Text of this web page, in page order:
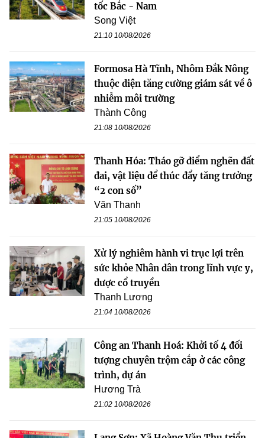
tốc Bắc - Nam
Song Việt
21:10 10/08/2026
Formosa Hà Tĩnh, Nhôm Đắk Nông
thuộc diện tăng cường giám sát về ô
nhiễm môi trường
Thành Công
21:08 10/08/2026
Thanh Hóa: Tháo gỡ điểm nghẽn đất
đai, vật liệu để thúc đẩy tăng trưởng
“2 con số”
Văn Thanh
21:05 10/08/2026
Xử lý nghiêm hành vi trục lợi trên
sức khỏe Nhân dân trong lĩnh vực y,
dược cổ truyền
Thanh Lương
21:04 10/08/2026
Công an Thanh Hoá: Khởi tố 4 đối
tượng chuyên trộm cắp ở các công
trình, dự án
Hương Trà
21:02 10/08/2026